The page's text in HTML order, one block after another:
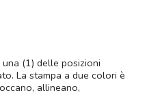
(1) delle posizioni
La stampa a due colori è
allineano,